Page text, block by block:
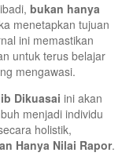
bukan hanya
menetapkan tujuan
ini memastikan
untuk terus belajar
mengawasi.
Dikuasai ini akan
menjadi individu
holistik,
Hanya Nilai Rapor.